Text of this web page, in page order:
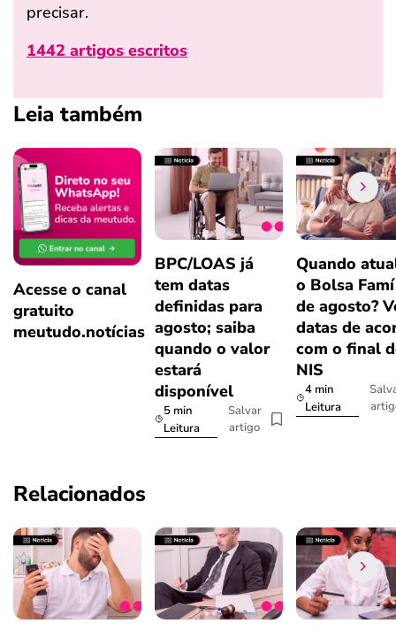
precisar.
1442 artigos escritos
Leia também
Acesse o canal
gratuito
meutudo.notícias
BPC/LOAS já
tem datas
definidas para
agosto; saiba
quando o valor
estará
disponível
5 min
Leitura
Salvar
artigo
Quando
o Bolsa
de agosto?
datas de
com o final
NIS
4 min
Leitura
Relacionados